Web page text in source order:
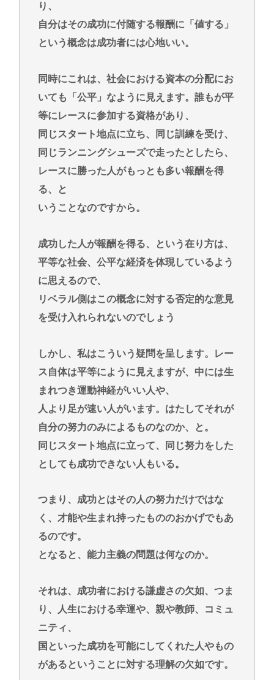
り、
自分はその成功に付随する報酬に「値する」
という概念は成功者には心地いい。
同時にこれは、社会における資本の分配にお
いても「公平」なように見えます。誰もが平
等にレースに参加する資格があり、
同じスタート地点に立ち、同じ訓練を受け、
同じランニングシューズで走ったとしたら、
レースに勝った人がもっとも多い報酬を得
る、と
いうことなのですから。
成功した人が報酬を得る、という在り方は、
平等な社会、公平な経済を体現しているよう
に思えるので、
リベラル側はこの概念に対する否定的な意見
を受け入れられないのでしょう
しかし、私はこういう疑問を呈します。レー
ス自体は平等にように見えますが、中には生
まれつき運動神経がいい人や、
人より足が速い人がいます。はたしてそれが
自分の努力のみによるものなのか、と。
同じスタート地点に立って、同じ努力をした
としても成功できない人もいる。
つまり、成功とはその人の努力だけではな
く、才能や生まれ持ったもののおかげでもあ
るのです。
となると、能力主義の問題は何なのか。
それは、成功者における謙虚さの欠如、つま
り、人生における幸運や、親や教師、コミュ
ニティ、
国といった成功を可能にしてくれた人やもの
があるということに対する理解の欠如です。